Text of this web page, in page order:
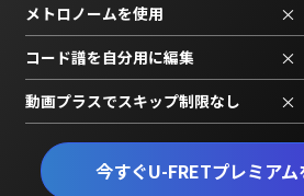
今すぐU-FRETプレミア
メトロノームを使用 ×
コード譜を自分用に編集 ×
動画プラスでスキップ制限なし ×